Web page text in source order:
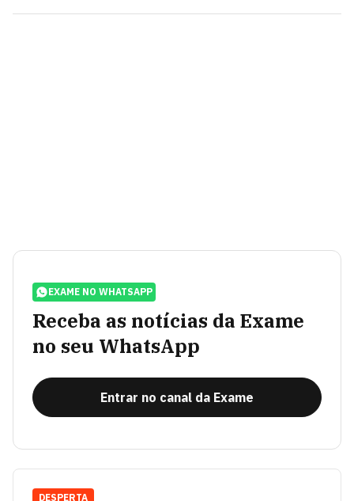
EXAME NO WHATSAPP
Receba as notícias da Exame
no seu WhatsApp
Entrar no canal da Exame
DESPERTA